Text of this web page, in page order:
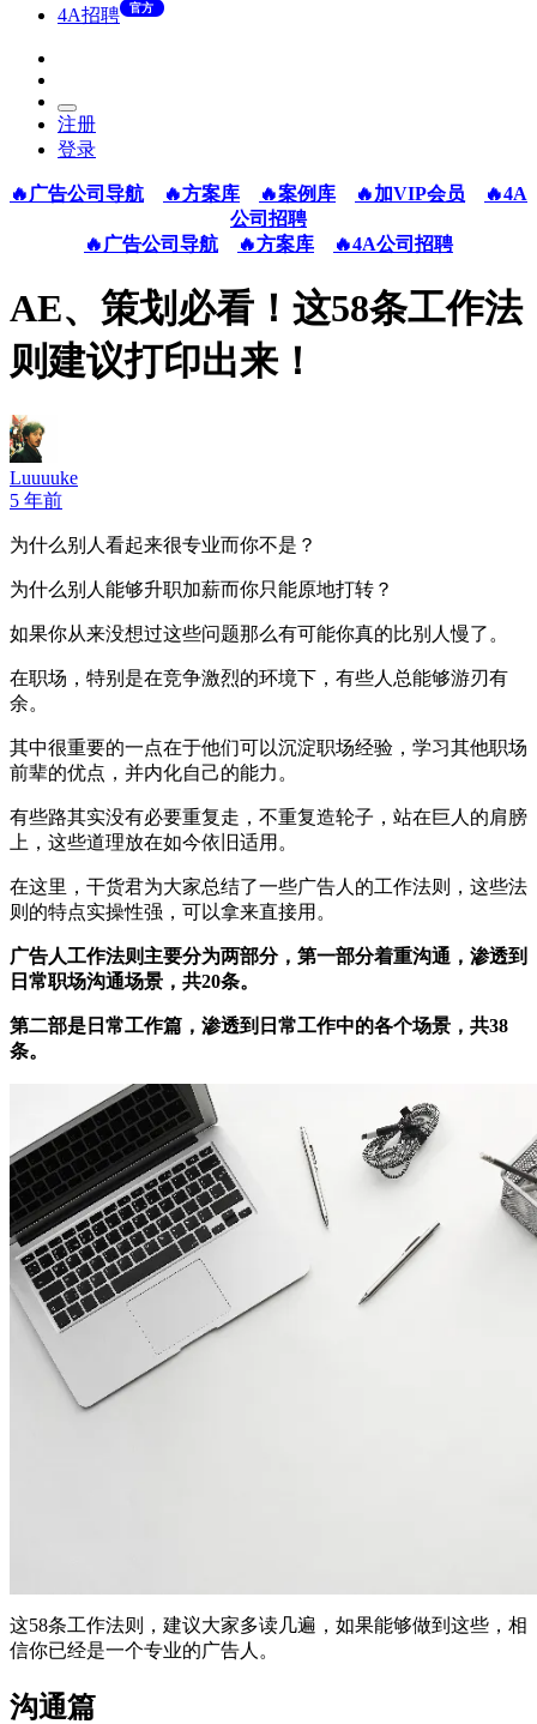
4A招聘 官方
注册
登录
🔥广告公司导航 🔥方案库 🔥案例库 🔥加VIP会员
🔥4A
公司招聘
🔥广告公司导航
🔥方案库 🔥4A公司招聘
AE、策划必看！这58条工作法
则建议打印出来！
Luuuuke
5 年前
为什么别人看起来很专业而你不是？
为什么别人能够升职加薪而你只能原地打转？
如果你从来没想过这些问题那么有可能你真的比别人慢了。
在职场，特别是在竞争激烈的环境下，有些人总能够游刃有
余。
其中很重要的一点在于他们可以沉淀职场经验，学习其他职场
前辈的优点，并内化自己的能力。
有些路其实没有必要重复走，不重复造轮子，站在巨人的肩膀
上，这些道理放在如今依旧适用。
在这里，干货君为大家总结了一些广告人的工作法则，这些法
则的特点实操性强，可以拿来直接用。
广告人工作法则主要分为两部分，第一部分着重沟通，渗透到
日常职场沟通场景，共20条。
第二部是日常工作篇，渗透到日常工作中的各个场景，共38
条。
这58条工作法则，建议大家多读几遍，如果能够做到这些，相
信你已经是一个专业的广告人。
沟通篇